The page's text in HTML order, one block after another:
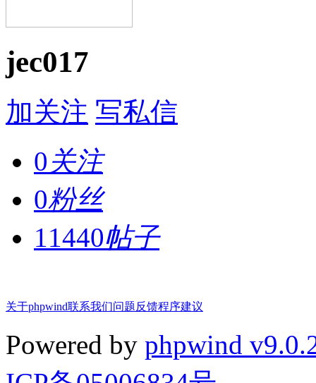
jec017
加关注 写私信
0关注
0粉丝
11440帖子
关于phpwind联系我们问题反馈程序建议
Powered by phpwind